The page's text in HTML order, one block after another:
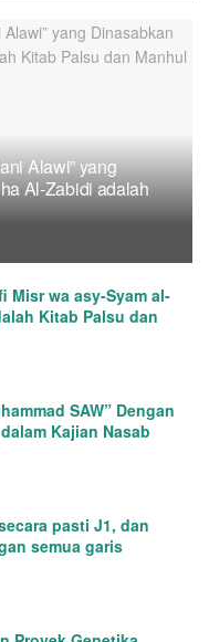
Alawi” yang
Al-Zabidi adalah
Misr wa asy-Syam al-
Kitab Palsu dan
SAW” Dengan
Kajian Nasab
pasti J1, dan
semua garis